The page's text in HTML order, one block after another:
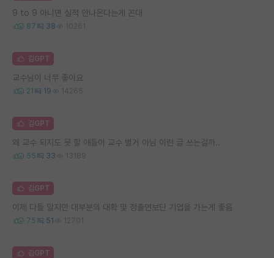
9 to 9 아니면 실적 안나온다는게 꼰대
87 38 10261
김GPT
교수님이 너무 좋아요
21 19 14265
김GPT
왜 교수 되지도 못 할 애들이 교수 별거 아님 이런 글 쓰는걸까..
55 33 13189
김GPT
이제 다들 알지만 대부분의 대확 및 정출연보단 기업을 가는게 좋음
75 51 12701
김GPT